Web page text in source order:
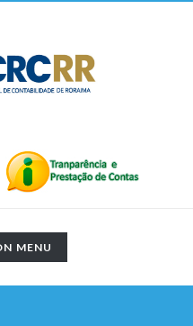
MENU